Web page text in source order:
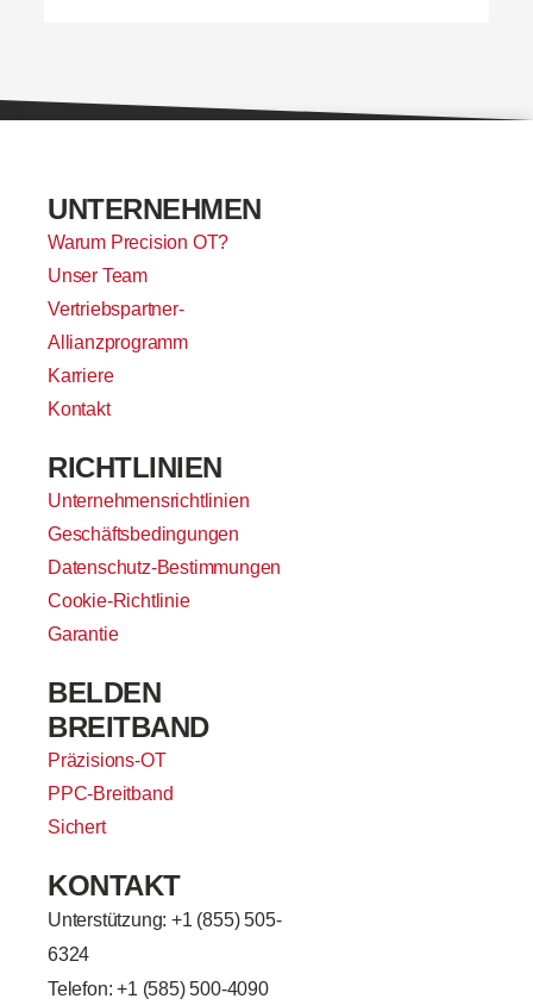
UNTERNEHMEN
Warum Precision OT?
Unser Team
Vertriebspartner-
Allianzprogramm
Karriere
Kontakt
RICHTLINIEN
Unternehmensrichtlinien
Geschäftsbedingungen
Datenschutz-Bestimmungen
Cookie-Richtlinie
Garantie
BELDEN
BREITBAND
Präzisions-OT
PPC-Breitband
Sichert
KONTAKT
Unterstützung: +1 (855) 505-
6324
Telefon: +1 (585) 500-4090